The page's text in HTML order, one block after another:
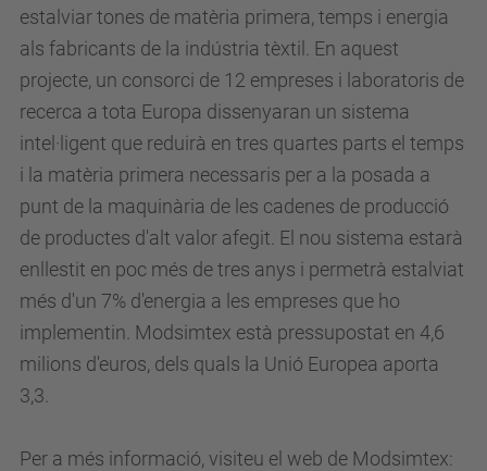
estalviar tones de matèria primera, temps i energia
als fabricants de la indústria tèxtil. En aquest
projecte, un consorci de 12 empreses i laboratoris de
recerca a tota Europa dissenyaran un sistema
intel·ligent que reduirà en tres quartes parts el temps
i la matèria primera necessaris per a la posada a
punt de la maquinària de les cadenes de producció
de productes d'alt valor afegit. El nou sistema estarà
enllestit en poc més de tres anys i permetrà estalviat
més d'un 7% d'energia a les empreses que ho
implementin. Modsimtex està pressupostat en 4,6
milions d'euros, dels quals la Unió Europea aporta
3,3.
Per a més informació, visiteu el web de Modsimtex: